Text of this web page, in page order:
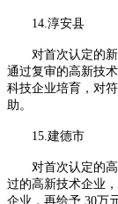
14.淳安县
对首次认定的新
通过复审的高新技
科技企业培育，对
助。
15.建德市
对首次认定的高
过的高新技术企业
企业，再给予 30万